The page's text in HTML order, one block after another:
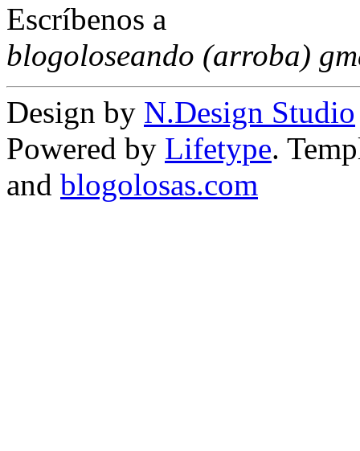
Escríbenos a
blogoloseando (arroba)
Design by N.Design Studio
Powered by Lifetype.
and blogolosas.com